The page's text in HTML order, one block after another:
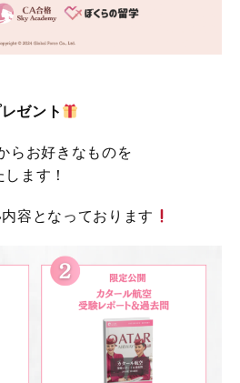
ゼント
らお好きなものを
します！
容となっております